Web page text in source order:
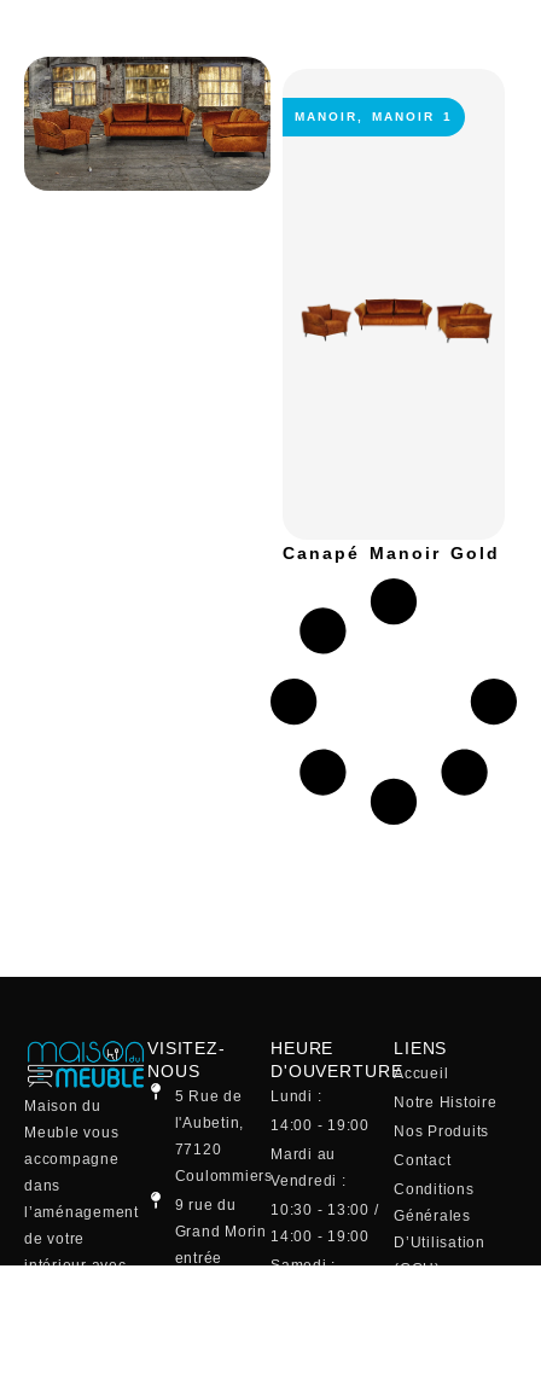
MANOIR MANOIR 1
Canapé Manoir Gold
Maison du
Meuble vous
accompagne
dans
l’aménagement
de votre
intérieur avec
VISITEZ-
NOUS
5 Rue de
l'Aubetin,
77120
Coulommiers
9 rue du
Grand Morin
entrée
HEURE
D'OUVERTURE
Lundi :
14:00 - 19:00
Mardi au
Vendredi :
10:30 - 13:00 /
14:00 - 19:00
Samedi :
LIENS
Accueil
Notre Histoire
Nos Produits
Contact
Conditions
Générales
D’Utilisation
(CGU)